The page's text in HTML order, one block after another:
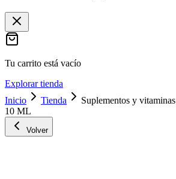
Tu carrito está vacío
Explorar tienda
Inicio
Tienda Suplementos y vitaminas
10 ML
Volver